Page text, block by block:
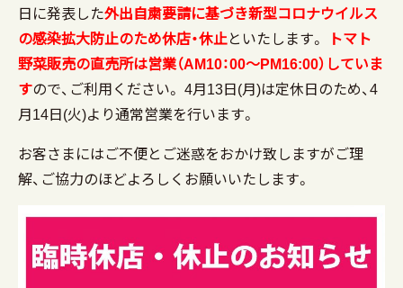
日に発表した外出自粛要請に基づき新型コロナウイルス
の感染拡大防止のため休店・休止といたします。
トマト
野菜販売の直売所は営業（AM10：00～PM16:00）していま
すので、ご利用ください。 4月13日(月)は定休日のため、4
月14日(火)より通常営業を行います。
お客さまにはご不便とご迷惑をおかけ致しますがご理
解、ご協力のほどよろしくお願いいたします。